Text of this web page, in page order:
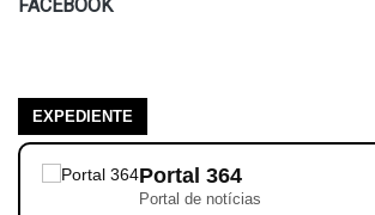
FACEBOOK
EXPEDIENTE
Portal 364
Portal de notícias